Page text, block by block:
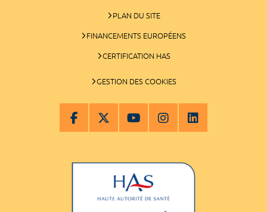
PLAN DU SITE
FINANCEMENTS EUROPÉENS
CERTIFICATION HAS
GESTION DES COOKIES